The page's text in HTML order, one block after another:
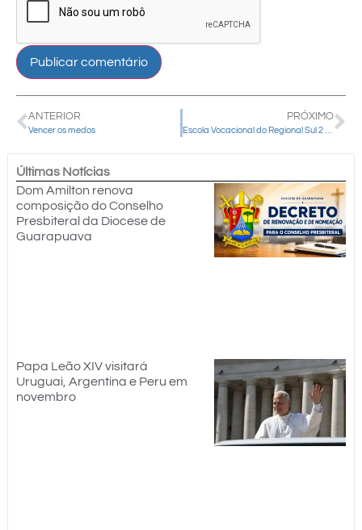
ANTERIOR
Vencer os medos
PRÓXIMO
Últimas Notícias
Dom Amilton renova
composição do Conselho
Presbiteral da Diocese de
Guarapuava
Papa Leão XIV visitará
Uruguai, Argentina e Peru em
novembro